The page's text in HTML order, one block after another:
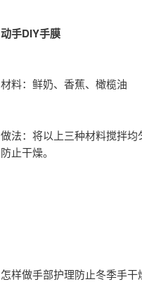
动手DIY手膜
材料：鲜奶、香蕉、橄榄油
做法：将以上三种材料搅拌
防止干燥。
怎样做手部护理防止冬季手干